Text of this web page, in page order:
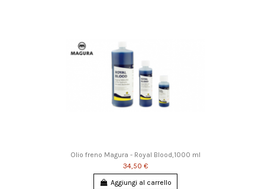
Olio freno Magura - Royal Blood,1000 ml
34,50 €
Aggiungi al carrello